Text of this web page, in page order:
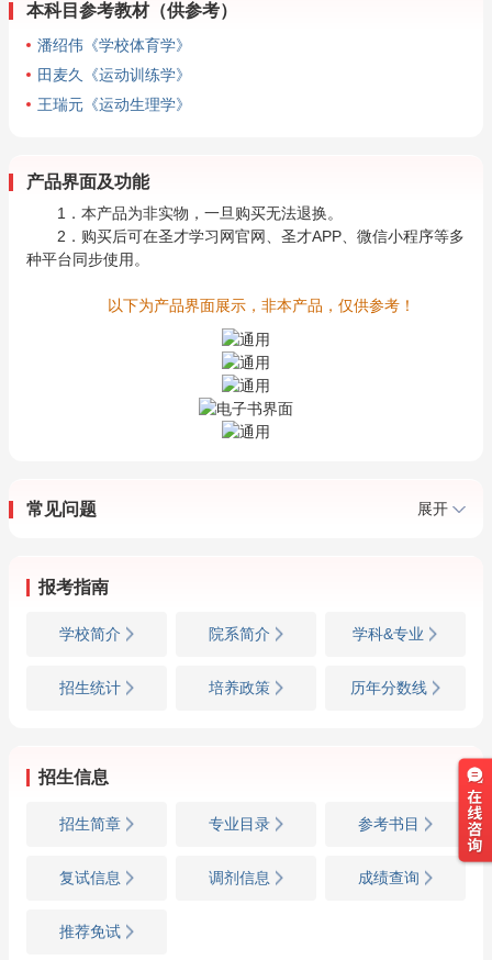
本科目参考教材（供参考）
潘绍伟《学校体育学》
田麦久《运动训练学》
王瑞元《运动生理学》
产品界面及功能
1．本产品为非实物，一旦购买无法退换。
2．购买后可在圣才学习网官网、圣才APP、微信小程序等多
种平台同步使用。
以下为产品界面展示，非本产品，仅供参考！
常见问题 展开
报考指南
学校简介 院系简介 学科&专业
招生统计 培养政策 历年分数线
招生信息
招生简章 专业目录 参考书目
复试信息 调剂信息 成绩查询
推荐免试